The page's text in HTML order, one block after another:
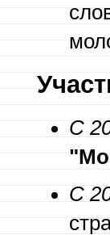
С
С